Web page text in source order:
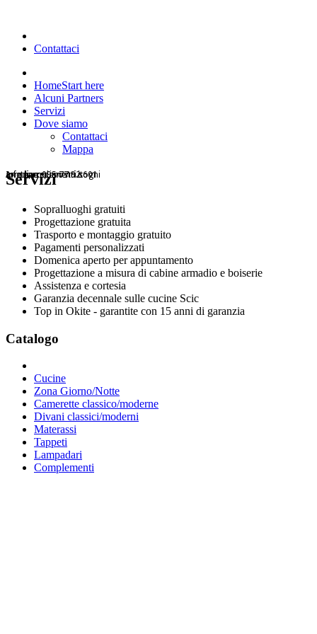
Contattaci
HomeStart here
Alcuni Partners
Servizi
Dove siamo
Contattaci
Mappa
Arrediamo i vostri sogni
arietearredamenti.it
Info line: 095 77 92 601
arietearredamenti.it
Servizi
Sopralluoghi gratuiti
Progettazione gratuita
Trasporto e montaggio gratuito
Pagamenti personalizzati
Domenica aperto per appuntamento
Progettazione a misura di cabine armadio e boiserie
Assistenza e cortesia
Garanzia decennale sulle cucine Scic
Top in Okite - garantite con 15 anni di garanzia
Catalogo
Cucine
Zona Giorno/Notte
Camerette classico/moderne
Divani classici/moderni
Materassi
Tappeti
Lampadari
Complementi